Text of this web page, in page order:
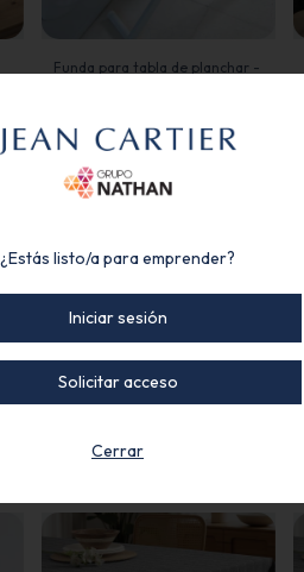
Funda para tabla de planchar -
Repasador Cocina con
Elegante Guarda 40x60 cm -
¿Estás listo/a para emprender?
Iniciar sesión
Solicitar acceso
Cerrar